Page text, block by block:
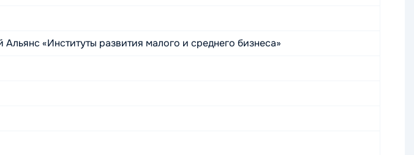
«Институты развития малого и среднего бизнеса»